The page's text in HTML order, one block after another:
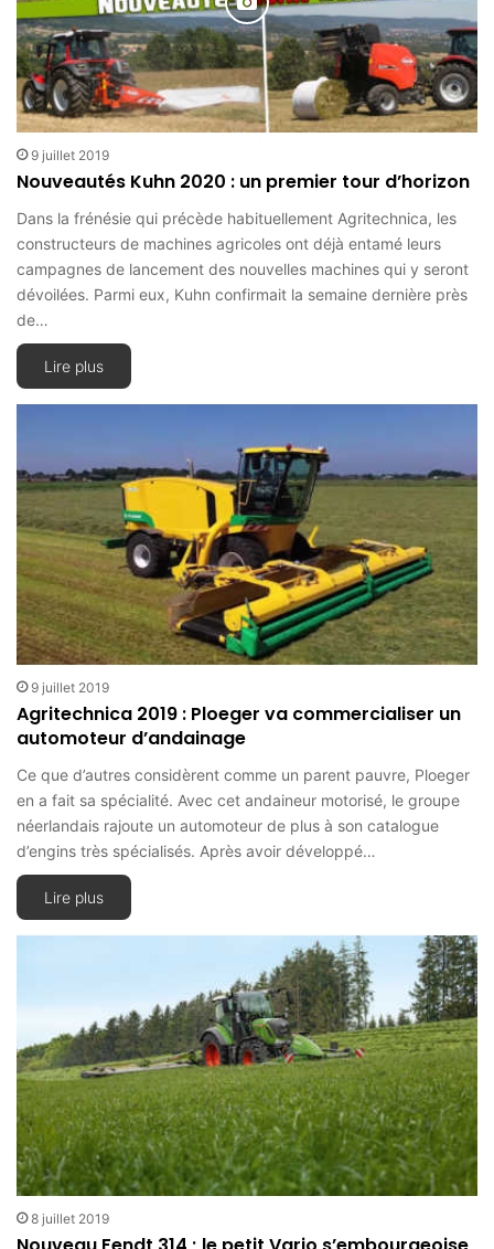
9 juillet 2019
Nouveautés Kuhn 2020 : un premier tour d’horizon
Dans la frénésie qui précède habituellement Agritechnica, les
constructeurs de machines agricoles ont déjà entamé leurs
campagnes de lancement des nouvelles machines qui y seront
dévoilées. Parmi eux, Kuhn confirmait la semaine dernière près
de…
Lire plus
9 juillet 2019
Agritechnica 2019 : Ploeger va commercialiser un
automoteur d’andainage
Ce que d’autres considèrent comme un parent pauvre, Ploeger
en a fait sa spécialité. Avec cet andaineur motorisé, le groupe
néerlandais rajoute un automoteur de plus à son catalogue
d’engins très spécialisés. Après avoir développé…
Lire plus
8 juillet 2019